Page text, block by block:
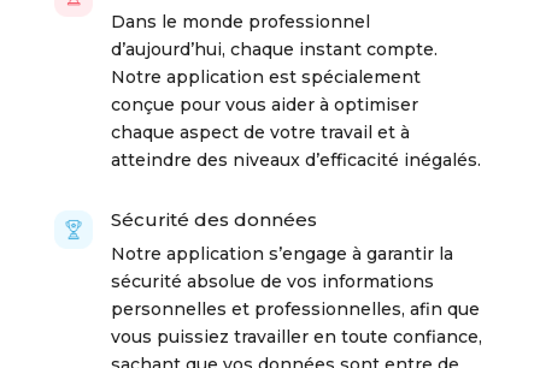
Dans le monde professionnel
d’aujourd’hui, chaque instant compte.
Notre application est spécialement
conçue pour vous aider à optimiser
chaque aspect de votre travail et à
atteindre des niveaux d’efficacité inégalés.
Sécurité des données
Notre application s’engage à garantir la
sécurité absolue de vos informations
personnelles et professionnelles, afin que
vous puissiez travailler en toute confiance,